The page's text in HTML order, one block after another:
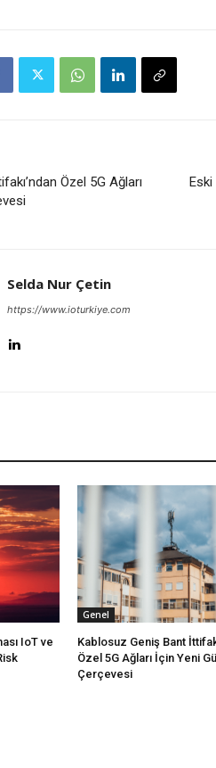
Özel 5G Ağları
Selda Nur Çetin
https://www.ioturkiye.com
IoT ve
Genel
Kablosuz Geniş Bant
Özel 5G Ağları İçin Yeni
Çerçevesi